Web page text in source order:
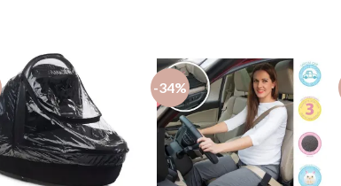
Añadir
a la
lista de
deseos
-34%
Añadir
a la
lista de
deseos